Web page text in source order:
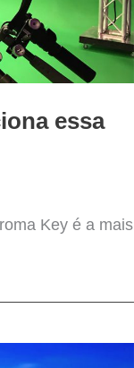
essa
Key é a mais